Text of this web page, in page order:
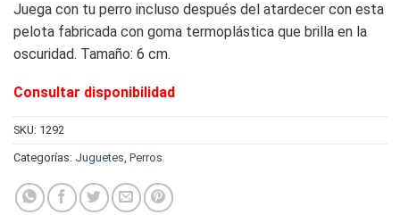
Juega con tu perro incluso después del atardecer con esta
pelota fabricada con goma termoplástica que brilla en la
oscuridad. Tamaño: 6 cm.
Consultar disponibilidad
SKU: 1292
Categorías: Juguetes Perros